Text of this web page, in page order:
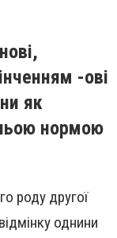
-ові
як
нормою
роду другої
однини